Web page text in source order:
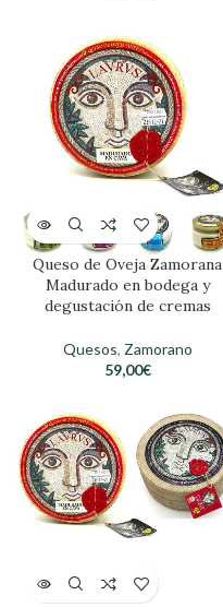
Queso de Oveja Zamorana
Madurado en bodega y
degustación de cremas
Quesos, Zamorano
59,00€